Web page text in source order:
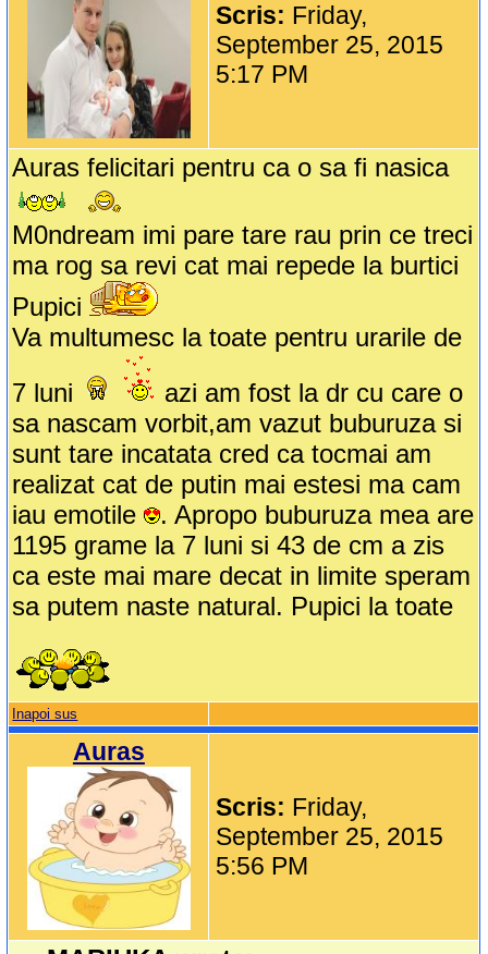
Scris: Friday,
September 25, 2015
5:17 PM
Auras felicitari pentru ca o sa fi nasica
M0ndream imi pare tare rau prin ce treci
ma rog sa revi cat mai repede la burtici
Pupici
Va multumesc la toate pentru urarile de
7 luni
azi am fost la dr cu care o
sa nascam vorbit,am vazut buburuza si
sunt tare incatata cred ca tocmai am
realizat cat de putin mai estesi ma cam
iau emotile
. Apropo buburuza mea are
1195 grame la 7 luni si 43 de cm a zis
ca este mai mare decat in limite speram
sa putem naste natural. Pupici la toate
Inapoi sus
Auras
Scris: Friday,
September 25, 2015
5:56 PM